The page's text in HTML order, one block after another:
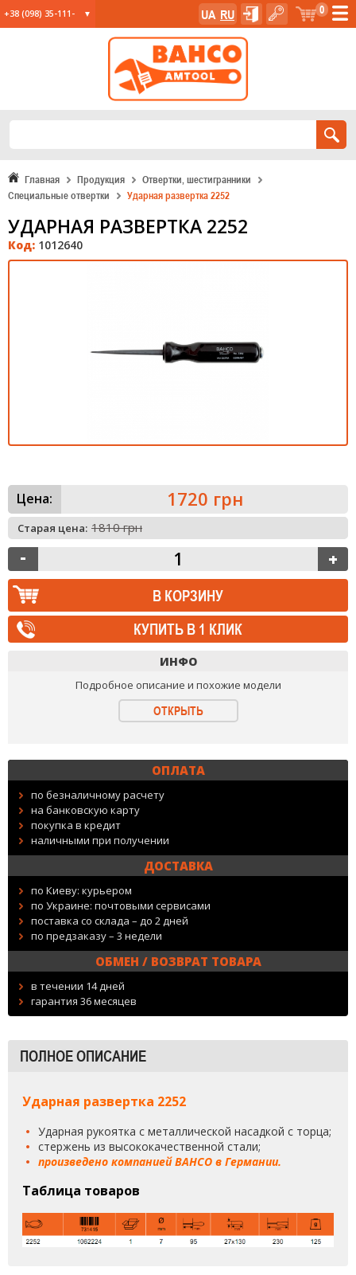
+38 (098) 35-111- 0
UA RU
Главная Продукция
Отвертки, шестигранники
Специальные отвертки
Ударная развертка 2252
УДАРНАЯ РАЗВЕРТКА 2252
Код: 1012640
Цена: 1720 грн
Старая цена: 1810 грн
КУПИТЬ В 1 КЛИК
ИНФО
Подробное описание и похожие модели
ОТКРЫТЬ
ОПЛАТА
по безналичному расчету
на банковскую карту
покупка в кредит
наличными при получении
ДОСТАВКА
по Киеву: курьером
по Украине: почтовыми сервисами
поставка со склада – до 2 дней
по предзаказу – 3 недели
ОБМЕН / ВОЗВРАТ ТОВАРА
в течении 14 дней
гарантия 36 месяцев
ПОЛНОЕ ОПИСАНИЕ
Ударная развертка 2252
Ударная рукоятка с металлической насадкой с торца;
стержень из высококачественной стали;
произведено компанией BAHCO в Германии.
Таблица товаров